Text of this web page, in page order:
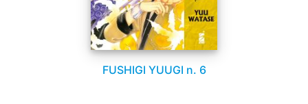
FUSHIGI YUUGI n. 6